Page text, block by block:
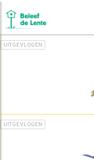
UITGEVLOGEN
UITGEVLOGEN